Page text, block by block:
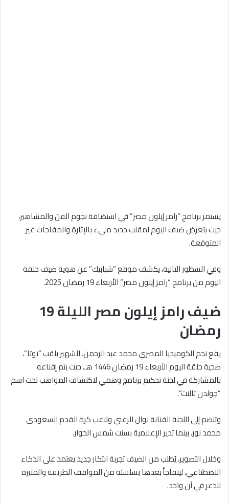
يستمر برنامج “رامز إيلون مصر” في استضافة نجوم الفن والمشاهير،
حيث يتعرض ضيف اليوم لمقلب جديد مليء بالإثارة والمفاجآت غير
المتوقعة.
وفي السطور التالية، يكشف موقع “شبابيك” عن هوية ضيف حلقة
اليوم من برنامج “رامز إيلون مصر” الأربعاء 19 رمضان 2025.
ضيف رامز إيلون مصر الليلة 19
رمضان
يقع نجم الكوميديا المصري محمد عبد الرحمن، الشهير بلقب “توتا”،
ضحية حلقة اليوم الأربعاء 19 رمضان 1446 هـ، حيث يتم إقناعه
بالمشاركة في لجنة تحكيم برنامج وهمي لاكتشاف المواهب تحت اسم
“جولدن تالنت”.
وتنضم إلى اللجنة الفنانة نوال الزغبي ولاعب كرة القدم السعودي
محمد نور، بينما تدير الإعلامية بسنت شمس الحوار.
وخلال التصوير، يُطلب من الضيف تجربة ابتكار جديد يعتمد على الذكاء
الاصطناعي، ليتفاجأ بعدها بسلسلة من المواقف الطريفة والمثيرة
للذعر في آن واحد.